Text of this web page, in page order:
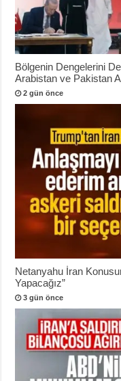
Bölgenin Dengelerini
Arabistan ve Pakistan
2 gün önce
Netanyahu İran
Yapacağız”
3 gün önce